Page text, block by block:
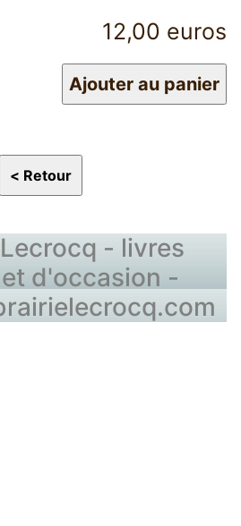
12,00 euros
- livres
d'occasion -